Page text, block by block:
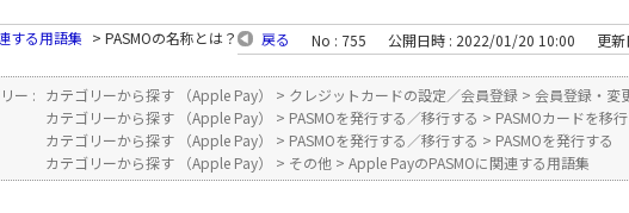
する用語集 > PASMOの名称とは？ 戻る No : 755 公開日時 : 2022/01/20 10:00 更
ー : カテゴリーから探す （Apple Pay） > クレジットカードの設定／会員登録 > 会員登録・変
カテゴリーから探す （Apple Pay）
> PASMOを発行する／移行する > PASMOカードを移
カテゴリーから探す （Apple Pay）
> PASMOを発行する／移行する > PASMOを発行する
カテゴリーから探す （Apple Pay）
> その他 > Apple PayのPASMOに関連する用語集